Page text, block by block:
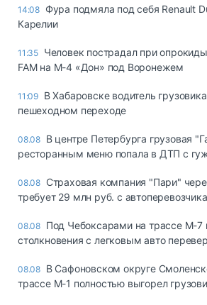
14:08 Фура подмяла под себя Renault
Карелии
11:35 Человек пострадал при
FAM на М-4 «Дон» под Воронежем
11:09 В Хабаровске водитель
пешеходном переходе
08.08 В центре Петербурга грузовая
ресторанным меню попала в ДТП с
08.08 Страховая компания "Пари"
требует 29 млн руб. с
08.08 Под Чебоксарами на трассе М-7
столкновения с легковым авто
08.08 В Сафоновском округе
трассе М-1 полностью выгорел